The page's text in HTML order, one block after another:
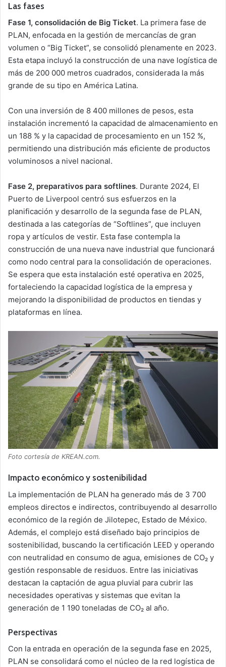
Las fases
Fase 1, consolidación de Big Ticket. La primera fase de
PLAN, enfocada en la gestión de mercancías de gran
volumen o “Big Ticket”, se consolidó plenamente en 2023.
Esta etapa incluyó la construcción de una nave logística de
más de 200 000 metros cuadrados, considerada la más
grande de su tipo en América Latina.
Con una inversión de 8 400 millones de pesos, esta
instalación incrementó la capacidad de almacenamiento en
un 188 % y la capacidad de procesamiento en un 152 %,
permitiendo una distribución más eficiente de productos
voluminosos a nivel nacional.
Fase 2, preparativos para softlines. Durante 2024, El
Puerto de Liverpool centró sus esfuerzos en la
planificación y desarrollo de la segunda fase de PLAN,
destinada a las categorías de “Softlines”, que incluyen
ropa y artículos de vestir. Esta fase contempla la
construcción de una nueva nave industrial que funcionará
como nodo central para la consolidación de operaciones.
Se espera que esta instalación esté operativa en 2025,
fortaleciendo la capacidad logística de la empresa y
mejorando la disponibilidad de productos en tiendas y
plataformas en línea.
Foto cortesía de KREAN.com.
Impacto económico y sostenibilidad
La implementación de PLAN ha generado más de 3 700
empleos directos e indirectos, contribuyendo al desarrollo
económico de la región de Jilotepec, Estado de México.
Además, el complejo está diseñado bajo principios de
sostenibilidad, buscando la certificación LEED y operando
con neutralidad en consumo de agua, emisiones de CO₂ y
gestión responsable de residuos. Entre las iniciativas
destacan la captación de agua pluvial para cubrir las
necesidades operativas y sistemas que evitan la
generación de 1 190 toneladas de CO₂ al año.
Perspectivas
Con la entrada en operación de la segunda fase en 2025,
PLAN se consolidará como el núcleo de la red logística de